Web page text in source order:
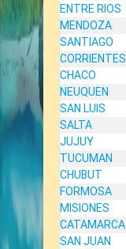
ENTRE RIOS
MENDOZA
SANTIAGO
CORRIENTES
CHACO
NEUQUEN
SAN LUIS
SALTA
JUJUY
TUCUMAN
CHUBUT
FORMOSA
MISIONES
CATAMARCA
SAN JUAN